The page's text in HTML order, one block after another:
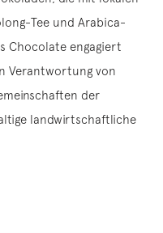
Tee und Arabica-
Chocolate engagiert
Verantwortung von
der
landwirtschaftliche